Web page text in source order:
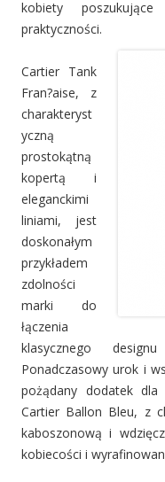
kobiety
praktyczności.
Cartier Tank
Fran?aise, z
charakteryst
yczną
prostokątną
kopertą i
eleganckimi
liniami, jest
doskonałym
przykładem
zdolności
marki do
łączenia
klasycznego
Ponadczasowy urok i
pożądany dodatek
Cartier Ballon Bleu, z
kaboszonową i
kobiecości i